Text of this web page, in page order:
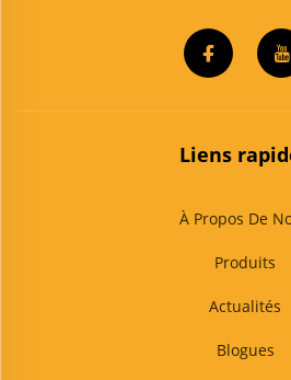
Liens
À Propos De
Produits
Actualités
Blogues